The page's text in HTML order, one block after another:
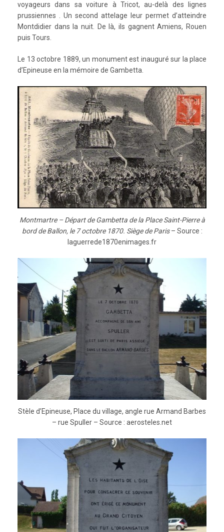
voyageurs dans sa voiture à Tricot, au-delà des lignes
prussiennes . Un second attelage leur permet d’atteindre
Montdidier dans la nuit. De là, ils gagnent Amiens, Rouen
puis Tours.
Le 13 octobre 1889, un monument est inauguré sur la place
d’Epineuse en la mémoire de Gambetta.
Montmartre – Départ de Gambetta de la Place Saint-Pierre à
bord de Ballon, le 7 octobre 1870. Siège de Paris– Source :
laguerrede1870enimages.fr
Stèle d’Epineuse, Place du village, angle rue Armand Barbes
– rue Spuller – Source : aerosteles.net